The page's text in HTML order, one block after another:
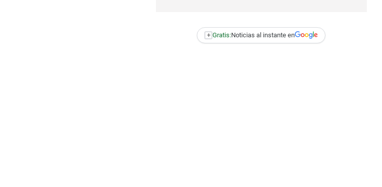
+ Gratis:Noticias al instante en